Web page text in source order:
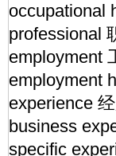
occupational
professional
employment
employment
experience
business
specific